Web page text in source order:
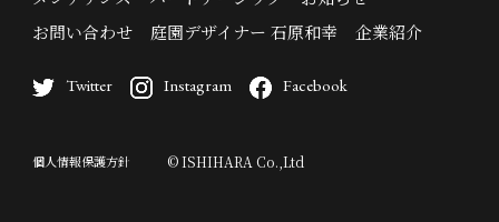
お問い合わせ
庭園デザイナー 石原和幸 企業紹介
Twitter Instagram Facebook
個人情報保護方針 © ISHIHARA Co.,Ltd